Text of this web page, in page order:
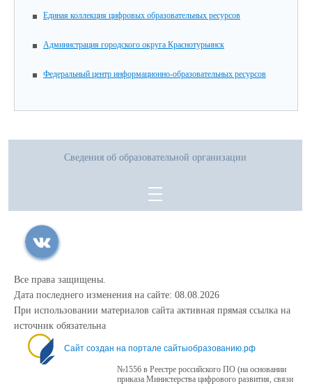
Единая коллекция цифровых образовательных ресурсов
Администрация городского округа Краснотурьинск
Федеральный центр информационно-образовательных ресурсов
Сведения об образовательной организации
Все права защищены.
Дата последнего изменения на сайте: 08.08.2026
При использовании материалов сайта активная прямая ссылка на
источник обязательна
Сайт создан на портале сайтыобразованию.рф
№1556 в Реестре российского ПО (на основании
приказа Министерства цифрового развития, связи